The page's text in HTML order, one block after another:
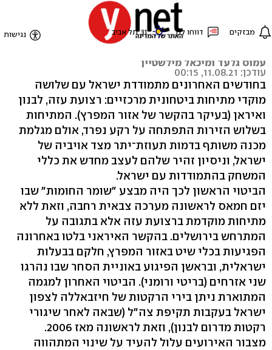
מול שלוש חזיתות
None
עמוס גלעד ומיכאל מילשטיין
עודכן: 11.08.21, 00:15
בחודשים האחרונים מתמודדת ישראל עם שלושה
מוקדי מתיחות ביטחונית מרכזיים: רצועת עזה, לבנון
ואיראן (בעיקר בהקשר של אזור המפרץ). המתיחות
בשלוש הזירות התפתחה על רקע נפרד, אולם מגלמת
מכנה משותף בדמות תעוזת־יתר מצד אויביה של
ישראל, וניסיון זהיר שלהם לעצב מחדש את כללי
המשחק בהתמודדות עם ישראל.
הביטוי הראשון לכך היה מבצע "שומר החומות" שבו
יזם חמאס לראשונה מערכה צבאית רחבה, וזאת ללא
מתיחות מוקדמת ברצועת עזה אלא בתגובה על
המתרחש בירושלים. בהקשר האיראני בלטו באחרונה
הפגיעות בכלי שיט באזור המפרץ, חלקם בבעלות
ישראלית, ובראשן הפיגוע באוניית הסחר שבו נהרגו
שני אזרחים (בריטי ורומני). הביטוי האחרון למגמה
המתוארת ניתן בירי הרקטות של חיזבאללה לצפון
ישראל בעקבות תקיפת צה"ל (שבאה לאחר שיגורי
רקטות מדרום לבנון), וזאת לראשונה מאז 2006.
מצבור האירועים עלול להעיד על שינוי המתהווה